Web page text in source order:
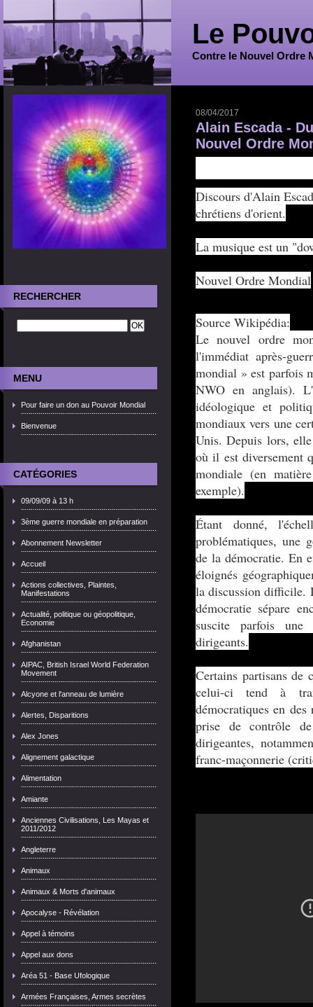
Le
Contre le Nouvel Ordre
RECHERCHER
MENU
Pour faire un don au Pouvoir Mondial
Bienvenue
CATÉGORIES
09/09/09 à 13 h
3ème guerre mondiale en préparation
Abonnement Newsletter
Accueil
Actions collectives, Plaintes,
Manifestations
Actualité, politique ou géopolitique,
Economie
Afghanistan
AIPAC, British Israel World Federation
Movement
Alcyone et l'anneau de lumière
Alertes, Disparitions
Alex Jones
Alignement galactique
Alimentation
Amiante
Anciennes Civilisations, Les Mayas et
2011/2012
Angleterre
Animaux
Animaux & Morts d'animaux
Apocalyse - Révélation
Appel à témoins
Appel aux dons
Aréa 51 - Base Ufologique
Armées Françaises, Armes secrètes
08/04/2017
Alain Escada -
Nouvel Ordre
Discours d'Alain
chrétiens d'orient.
La musique est un
Nouvel Ordre Mondial
Source Wikipédia:
Le nouvel ordre
l'immédiat après-
mondial » est parfois
NWO en anglais).
idéologique et
mondiaux vers une
Unis. Depuis lors, elle
où il est diversement
mondiale (en
exemple).
Étant donné,
problématiques, une
de la démocratie. En
éloignés
la discussion difficile.
démocratie sépare
suscite parfois une
dirigeants.
Certains partisans de
celui-ci tend à
démocratiques en
prise de contrôle
dirigeantes,
franc-maçonnerie